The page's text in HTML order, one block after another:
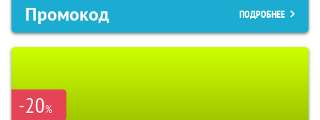
Промокод ПОДРОБНЕЕ
-20%